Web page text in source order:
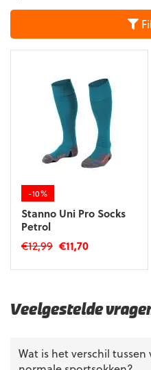
-10%
Stanno Uni Pro Socks
Petrol
€12,99 Oorspronkelijke
was:
€11,70Huidige
is:
meerdere
variaties.
optie
kan
Veelgestelde
Wat is het verschil